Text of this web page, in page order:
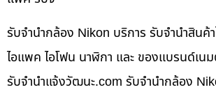
รับจำนำกล้อง Nikon บริการ รับจำนำสินค้
ไอแพค ไอโฟน นาฬิกา และ ของแบรนด์เน
รับจํานําแจ้งวัฒนะ.com รับจำนำกล้อง